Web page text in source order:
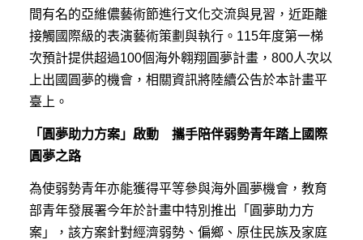
間有名的亞維儂藝術節進行文化交流與見習，近距離
接觸國際級的表演藝術策劃與執行。115年度第一梯
次預計提供超過100個海外翱翔圓夢計畫，800人次以
上出國圓夢的機會，相關資訊將陸續公告於本計畫平
臺上。
「圓夢助力方案」啟動 攜手陪伴弱勢青年踏上國際
圓夢之路
為使弱勢青年亦能獲得平等參與海外圓夢機會，教育
部青年發展署今年於計畫中特別推出「圓夢助力方
案」，該方案針對經濟弱勢、偏鄉、原住民族及家庭